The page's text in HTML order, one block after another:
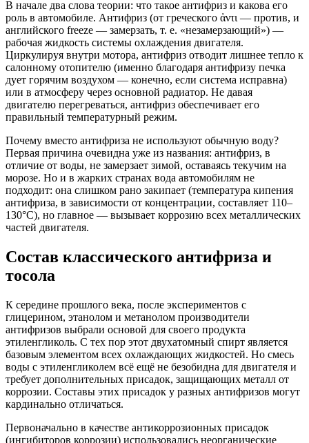
В начале два слова теории: что такое антифриз и какова его
роль в автомобиле. Антифриз (от греческого ἀντι — против, и
английского freeze — замерзать, т. е. «незамерзающий») —
рабочая жидкость системы охлаждения двигателя.
Циркулируя внутри мотора, антифриз отводит лишнее тепло к
салонному отопителю (именно благодаря антифризу печка
дует горячим воздухом — конечно, если система исправна)
или в атмосферу через основной радиатор. Не давая
двигателю перегреваться, антифриз обеспечивает его
правильный температурный режим.
Почему вместо антифриза не используют обычную воду?
Первая причина очевидна уже из названия: антифриз, в
отличие от воды, не замерзает зимой, оставаясь текучим на
морозе. Но и в жарких странах вода автомобилям не
подходит: она слишком рано закипает (температура кипения
антифриза, в зависимости от концентрации, составляет 110–
130°C), но главное — вызывает коррозию всех металлических
частей двигателя.
Состав классического антифриза и
тосола
К середине прошлого века, после экспериментов с
глицерином, этанолом и метанолом производители
антифризов выбрали основой для своего продукта
этиленгликоль. С тех пор этот двухатомный спирт является
базовым элементом всех охлаждающих жидкостей. Но смесь
воды с этиленгликолем всё ещё не безобидна для двигателя и
требует дополнительных присадок, защищающих металл от
коррозии. Составы этих присадок у разных антифризов могут
кардинально отличаться.
Первоначально в качестве антикоррозионных присадок
(ингибиторов коррозии) использовались неорганические